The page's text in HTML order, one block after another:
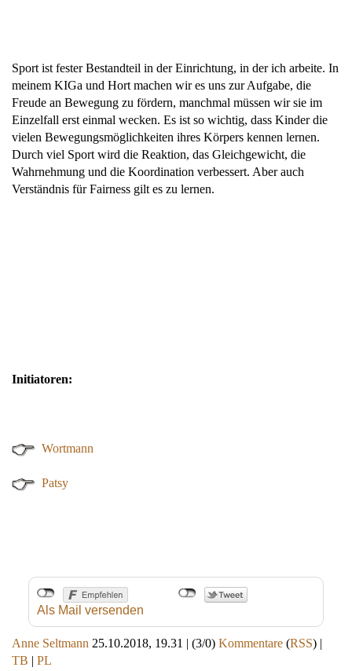
Sport ist fester Bestandteil in der Einrichtung, in der ich arbeite. In
meinem KIGa und Hort machen wir es uns zur Aufgabe, die
Freude an Bewegung zu fördern, manchmal müssen wir sie im
Einzelfall erst einmal wecken. Es ist so wichtig, dass Kinder die
vielen Bewegungsmöglichkeiten ihres Körpers kennen lernen.
Durch viel Sport wird die Reaktion, das Gleichgewicht, die
Wahrnehmung und die Koordination verbessert. Aber auch
Verständnis für Fairness gilt es zu lernen.
Initiatoren:
Wortmann
Patsy
Als Mail versenden
Anne Seltmann 25.10.2018, 19.31 | (3/0) Kommentare (RSS) |
TB | PL